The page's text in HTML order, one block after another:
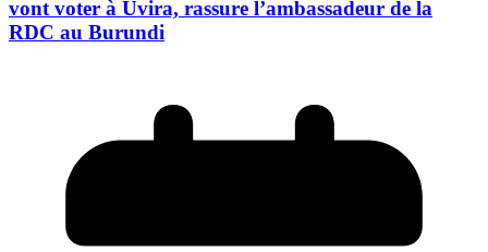
vont voter à Uvira, rassure l’ambassadeur de la
RDC au Burundi